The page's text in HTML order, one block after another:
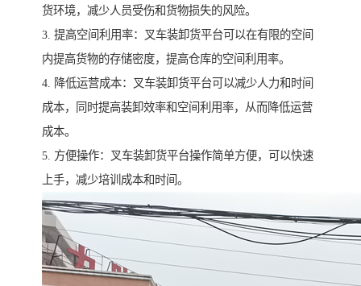
货环境，减少人员受伤和货物损失的风险。
3. 提高空间利用率：叉车装卸货平台可以在有限的空间
内提高货物的存储密度，提高仓库的空间利用率。
4. 降低运营成本：叉车装卸货平台可以减少人力和时间
成本，同时提高装卸效率和空间利用率，从而降低运营
成本。
5. 方便操作：叉车装卸货平台操作简单方便，可以快速
上手，减少培训成本和时间。